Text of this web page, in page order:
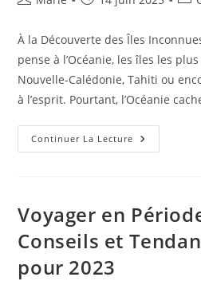
la
publication :
À la Découverte des Îles
pense à l’Océanie, les îles les
Nouvelle-Calédonie, Tahiti ou
à l’esprit. Pourtant, l’Océanie
Continuer La Lecture Les
Trésors
Explorez
Les
Inconnues
Voyager en
Conseils et
pour 2023